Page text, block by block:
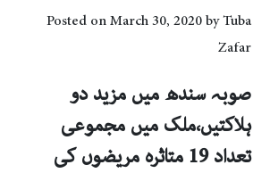
Posted onMarch 30, 2020byTuba
Zafar
صوبہ سندھ میں مزید دو
ہلاکتیں،ملک میں مجموعی
تعداد 19 متاثرہ مریضوں کی